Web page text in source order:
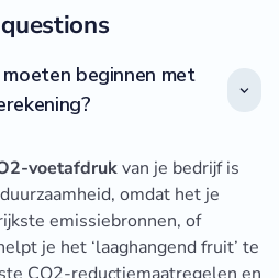
beginnen met
voetafdrukvan je bedrijf is
omdat het je
emissiebronnen, of
je het ‘laaghangend fruit’ te